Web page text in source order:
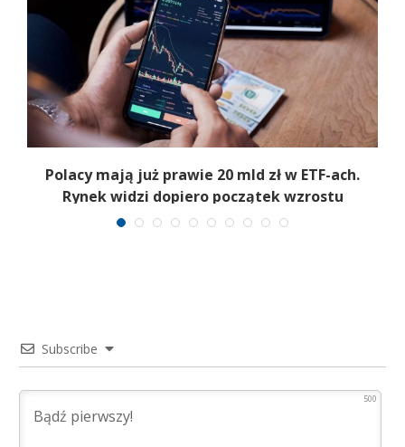
Polacy mają już prawie 20 mld zł w ETF-ach.
Rynek widzi dopiero początek wzrostu
Subscribe
500